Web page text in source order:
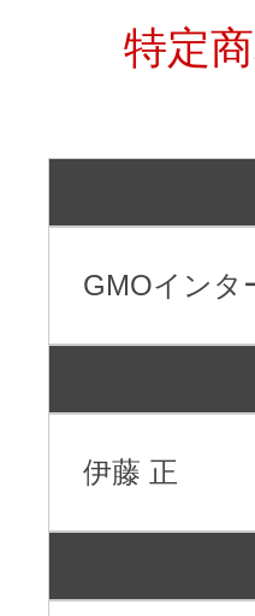
登録者情報
料金一覧
ドメイン
ドメイン
中古ドメ
必要なのはア
も、AIにまか
ことが可能で
AIホーム
WordPress
お名前.comな
DNS管理
不要になった
あんしん
管理画面内で
サーバー設定
設定ガイ
不正利用の報告
SPAMや
特定
GMOインタ
伊藤 正